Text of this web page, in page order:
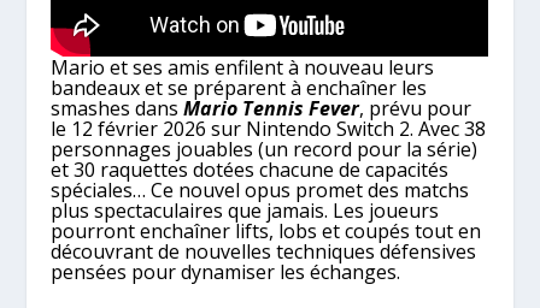
Mario et ses amis enfilent à nouveau leurs
bandeaux et se préparent à enchaîner les
smashes dansMario Tennis Fever, prévu pour
le 12 février 2026 sur Nintendo Switch 2. Avec 38
personnages jouables (un record pour la série)
et 30 raquettes dotées chacune de capacités
spéciales… Ce nouvel opus promet des matchs
plus spectaculaires que jamais. Les joueurs
pourront enchaîner lifts, lobs et coupés tout en
découvrant de nouvelles techniques défensives
pensées pour dynamiser les échanges.